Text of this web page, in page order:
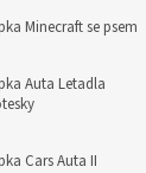
Minecraft se psem
Auta Letadla
Cars Auta II